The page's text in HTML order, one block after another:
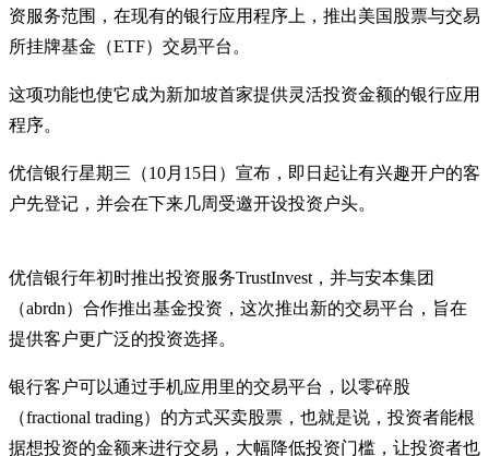
资服务范围，在现有的银行应用程序上，推出美国股票与交易
所挂牌基金（ETF）交易平台。
这项功能也使它成为新加坡首家提供灵活投资金额的银行应用
程序。
优信银行星期三（10月15日）宣布，即日起让有兴趣开户的客
户先登记，并会在下来几周受邀开设投资户头。
优信银行年初时推出投资服务TrustInvest，并与安本集团
（abrdn）合作推出基金投资，这次推出新的交易平台，旨在
提供客户更广泛的投资选择。
银行客户可以通过手机应用里的交易平台，以零碎股
（fractional trading）的方式买卖股票，也就是说，投资者能根
据想投资的金额来进行交易，大幅降低投资门槛，让投资者也